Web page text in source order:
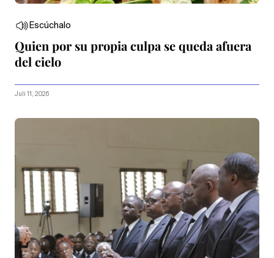
Escúchalo
Quien por su propia culpa se queda afuera
del cielo
Juli 11, 2026